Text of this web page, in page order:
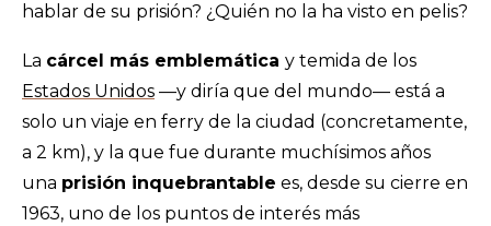
hablar de su prisión? ¿Quién no la ha visto en pelis?
La cárcel más emblemática y temida de los
Estados Unidos —y diría que del mundo— está a
solo un viaje en ferry de la ciudad (concretamente,
a 2 km), y la que fue durante muchísimos años
una prisión inquebrantable es, desde su cierre en
1963, uno de los puntos de interés más